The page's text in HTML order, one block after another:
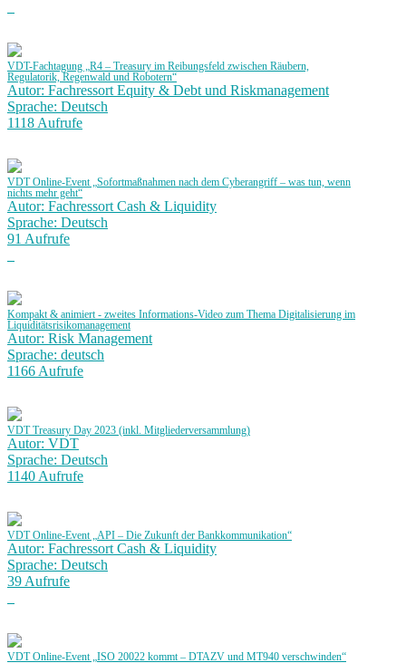
VDT-Fachtagung „R4 – Treasury im Reibungsfeld zwischen Räubern,
Regulatorik, Regenwald und Robotern“
Autor: Fachressort Equity & Debt und Riskmanagement
Sprache: Deutsch
1118 Aufrufe
VDT Online-Event „Sofortmaßnahmen nach dem Cyberangriff – was tun, wenn
nichts mehr geht“
Autor: Fachressort Cash & Liquidity
Sprache: Deutsch
91 Aufrufe
Kompakt & animiert - zweites Informations-Video zum Thema Digitalisierung im
Liquiditätsrisikomanagement
Autor: Risk Management
Sprache: deutsch
1166 Aufrufe
VDT Treasury Day 2023 (inkl. Mitgliederversammlung)
Autor: VDT
Sprache: Deutsch
1140 Aufrufe
VDT Online-Event „API – Die Zukunft der Bankkommunikation“
Autor: Fachressort Cash & Liquidity
Sprache: Deutsch
39 Aufrufe
VDT Online-Event „ISO 20022 kommt – DTAZV und MT940 verschwinden“